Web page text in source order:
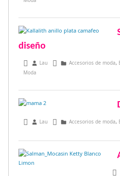
diseño
noviembre 29, 2015
Lau Accesorios de moda,
Moda
octubre 14, 2015
Lau Accesorios de moda,